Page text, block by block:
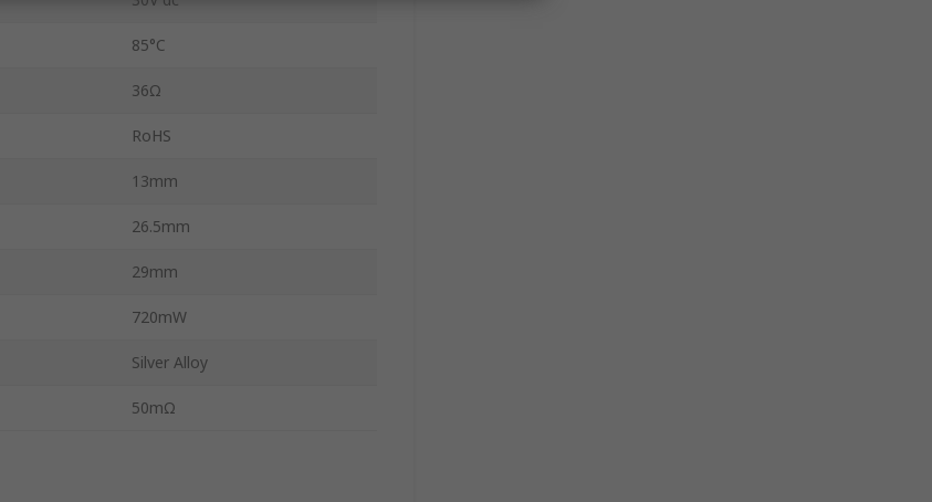
85°C
36Ω
RoHS
13mm
26.5mm
29mm
720mW
Silver Alloy
50mΩ